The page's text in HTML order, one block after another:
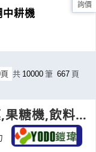
耕機
共 10000 筆 667 頁
果糖機,飲料
詢價